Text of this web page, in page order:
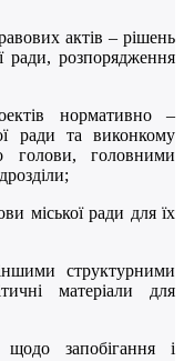
актів – рішень
ради, розпорядження
нормативно –
ради та виконкому
голови, головними
міської ради для їх
структурними
матеріали для
щодо запобігання і